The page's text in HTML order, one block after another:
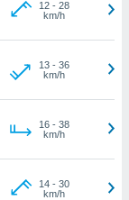
12- 28
km/h
13- 36
km/h
16- 38
km/h
14- 30
km/h